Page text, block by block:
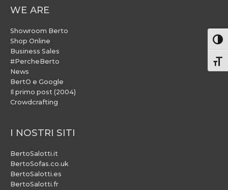
WE ARE
Showroom Berto
Shop Online
Business Sales
#PercheBerto
News
BertO e Google
Il primo post (2004)
Crowdcrafting
I NOSTRI SITI
BertoSalotti.it
BertoSofas.co.uk
BertoSalotti.es
BertoSalotti.fr